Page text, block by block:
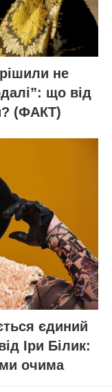
не
що від
(ФАКТ)
єдиний
Іри Білик:
очима